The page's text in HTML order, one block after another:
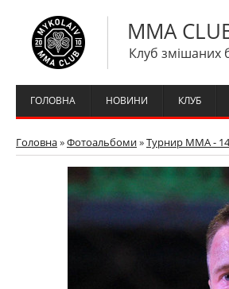
MMA
Клуб змішаних
ГОЛОВНА НОВИНИ КЛУБ
Головна»Фотоальбоми»Турнир ММА -